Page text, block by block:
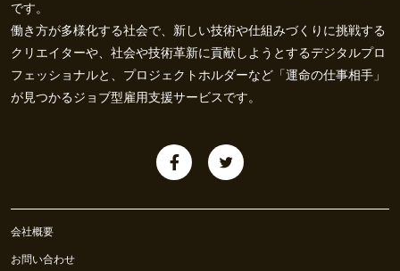
です。
働き方が多様化する社会で、新しい技術や仕組みづくりに挑戦する
クリエイターや、社会や技術革新に貢献しようとするデジタルプロ
フェッショナルと、プロジェクトホルダーなど「運命の仕事相手」
が見つかるジョブ型雇用支援サービスです。
会社概要
お問い合わせ